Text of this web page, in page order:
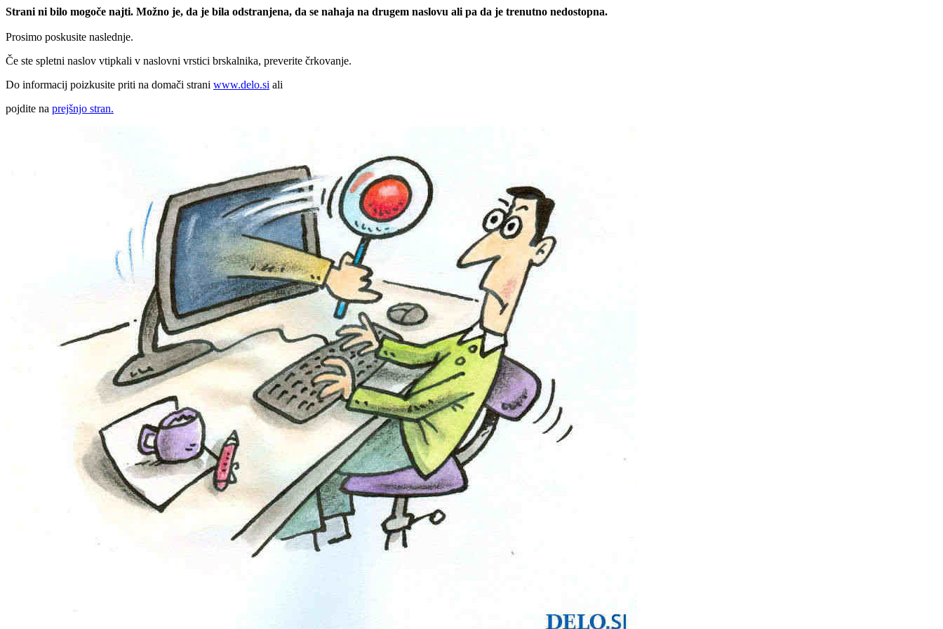
Strani ni bilo mogoče najti. Možno je, da je bila odstranjena, da se nahaja na drugem naslovu ali pa da je trenutno nedostopna.
Prosimo poskusite naslednje.
Če ste spletni naslov vtipkali v naslovni vrstici brskalnika, preverite črkovanje.
Do informacij poizkusite priti na domači strani www.delo.si ali
pojdite na prejšnjo stran.